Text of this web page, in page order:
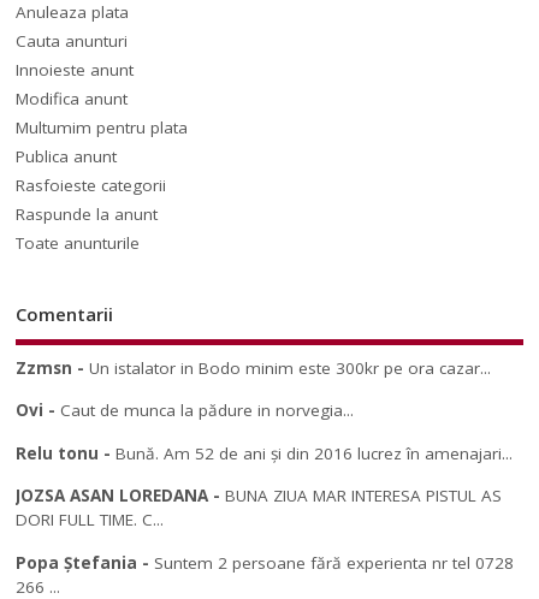
Anuleaza plata
Cauta anunturi
Innoieste anunt
Modifica anunt
Multumim pentru plata
Publica anunt
Rasfoieste categorii
Raspunde la anunt
Toate anunturile
Comentarii
Zzmsn -Un istalator in Bodo minim este 300kr pe ora cazar...
Ovi - Caut de munca la pădure in norvegia...
Relu tonu -Bună. Am 52 de ani și din 2016 lucrez în amenajari...
JOZSA ASAN LOREDANA-BUNA ZIUA MAR INTERESA PISTUL AS
DORI FULL TIME. C...
Popa Ștefania - Suntem 2 persoane fără experienta nr tel 0728
266 ...